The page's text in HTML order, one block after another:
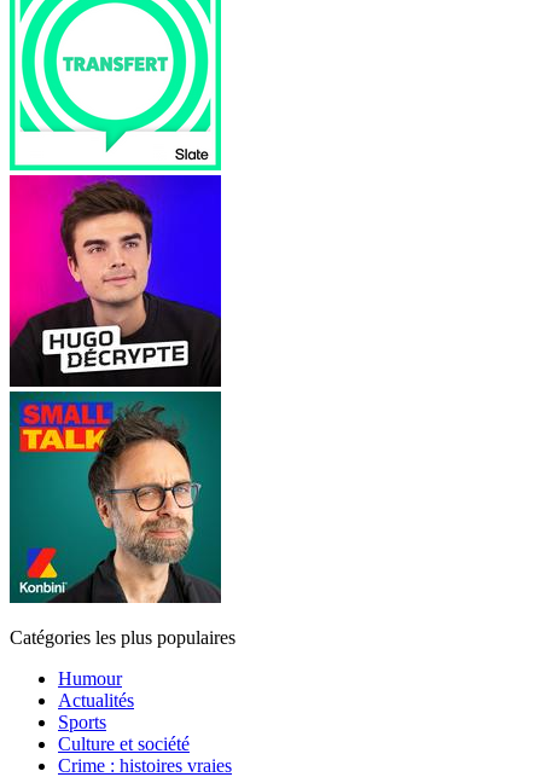
Catégories les plus populaires
Humour
Actualités
Sports
Culture et société
Crime : histoires vraies